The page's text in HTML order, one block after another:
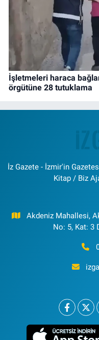
İşletmeleri haraca
örgütüne 28 tutuklama
İz Gazete - İzmir'in
Kitap / Biz
Akdeniz Mahallesi,
No: 5, Kat: 3